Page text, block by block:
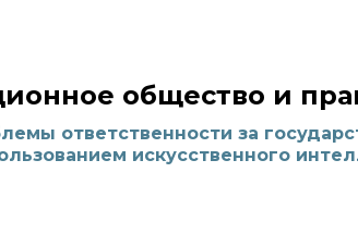
общество и
ответственности за
искусственного